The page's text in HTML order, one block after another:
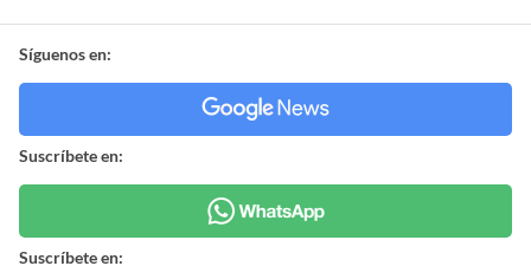
Síguenos en:
Suscríbete en:
Suscríbete en: